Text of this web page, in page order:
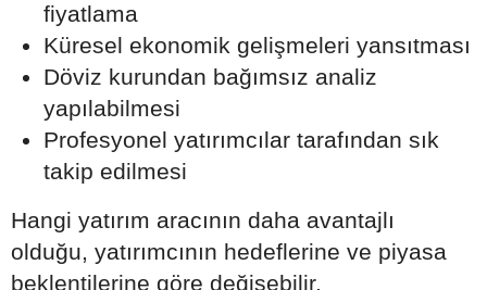
fiyatlama
Küresel ekonomik gelişmeleri yansıtması
Döviz kurundan bağımsız analiz
yapılabilmesi
Profesyonel yatırımcılar tarafından sık
takip edilmesi
Hangi yatırım aracının daha avantajlı
olduğu, yatırımcının hedeflerine ve piyasa
beklentilerine göre değişebilir.